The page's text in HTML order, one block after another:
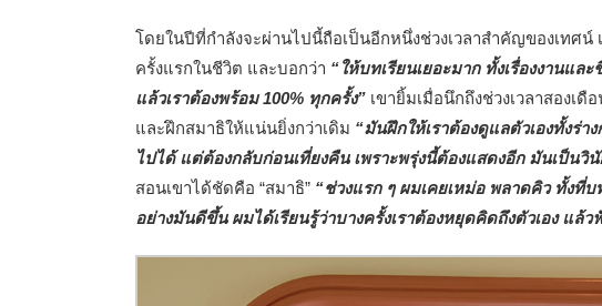
โดยในปีที่กำลังจะผ่านไปนี้ถือเป็นอีกหนึ่งช่วงเวลาสำคัญของเทศน์
ครั้งแรกในชีวิต และบอกว่า “ให้บทเรียนเยอะมาก ทั้งเรื่องงานแ
แล้วเราต้องพร้อม 100% ทุกครั้ง” เขายิ้มเมื่อนึกถึงช่วงเวลาสองเ
และฝึกสมาธิให้แน่นยิ่งกว่าเดิม “มันฝึกให้เราต้องดูแลตัวเองทั้งร่
ไปได้ แต่ต้องกลับก่อนเที่ยงคืน เพราะพรุ่งนี้ต้องแสดงอีก มันเป็นวินั
สอนเขาได้ชัดคือ “สมาธิ” “ช่วงแรก ๆ ผมเคยเหม่อ พลาดคิว ทั้งที่
อย่างมันดีขึ้น ผมได้เรียนรู้ว่าบางครั้งเราต้องหยุดคิดถึงตัวเอง แล้